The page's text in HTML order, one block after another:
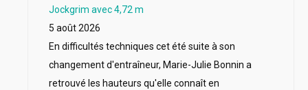
Jockgrim avec 4,72 m
5 août 2026
En difficultés techniques cet été suite à son
changement d'entraîneur, Marie-Julie Bonnin a
retrouvé les hauteurs qu'elle connaît en